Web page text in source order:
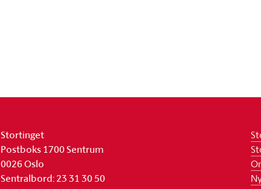
Stortinget
Postboks 1700 Sentrum
0026 Oslo
Sentralbord: 23 31 30 50